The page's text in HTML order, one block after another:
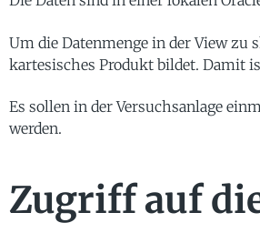
Um die Datenmenge in der View zu
kartesisches Produkt bildet. Damit
Es sollen in der Versuchsanlage
werden.
Zugriff auf